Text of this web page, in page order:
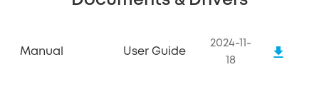
Manual User Guide
2024-11-
18